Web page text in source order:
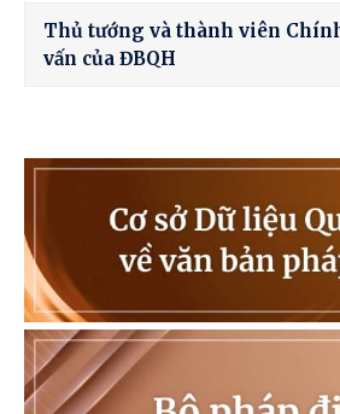
Thủ tướng và thành viên
vấn của ĐBQH